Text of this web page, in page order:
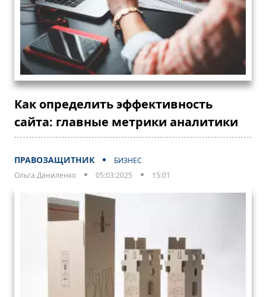
Как определить эффективность
сайта: главные метрики аналитики
ПРАВОЗАЩИТНИК
БИЗНЕС
Ольга Даниленко
05:03:2025 15:01